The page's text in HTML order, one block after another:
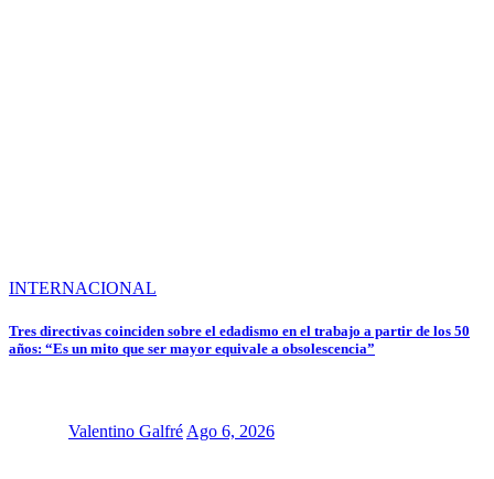
INTERNACIONAL
Tres directivas coinciden sobre el edadismo en el trabajo a partir de los 50
años: “Es un mito que ser mayor equivale a obsolescencia”
Valentino Galfré Ago 6, 2026